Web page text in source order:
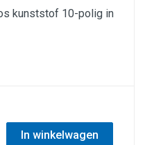
kunststof 10-polig in
In winkelwagen